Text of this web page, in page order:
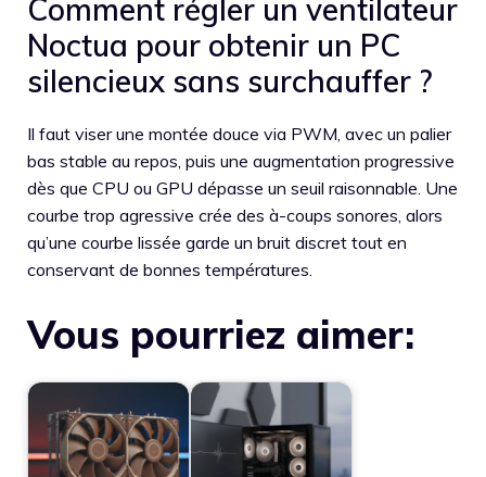
Comment régler un ventilateur
Noctua pour obtenir un PC
silencieux sans surchauffer ?
Il faut viser une montée douce via PWM, avec un palier
bas stable au repos, puis une augmentation progressive
dès que CPU ou GPU dépasse un seuil raisonnable. Une
courbe trop agressive crée des à-coups sonores, alors
qu’une courbe lissée garde un bruit discret tout en
conservant de bonnes températures.
Vous pourriez aimer: